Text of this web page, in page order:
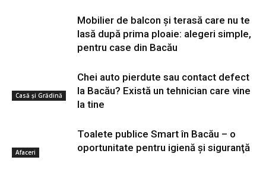
Casă şi Grădină
Mobilier de balcon și terasă care nu te
lasă după prima ploaie: alegeri simple,
pentru case din Bacău
Afaceri
Chei auto pierdute sau contact defect
la Bacău? Există un tehnician care vine
la tine
Toalete publice Smart în Bacău – o
oportunitate pentru igienă şi siguranţă